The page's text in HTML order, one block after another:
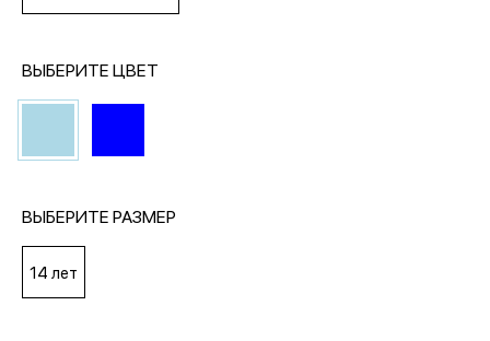
ПОКУПАТЕЛЯМ
ОПЛАТА И ДОСТАВКА
Вход в личный кабинет
ВЫБЕРИТЕ ЦВЕТ
ВЫБЕРИТЕ РАЗМЕР
14 лет